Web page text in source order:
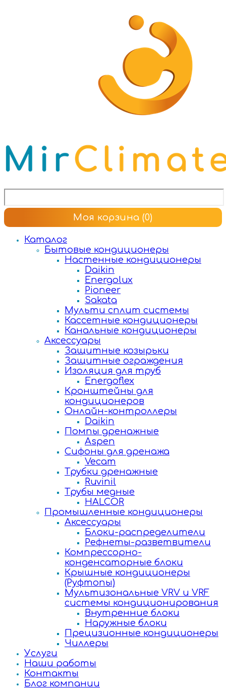
Моя корзина (0)
Каталог
Бытовые кондиционеры
Настенные кондиционеры
Daikin
Energolux
Pioneer
Sakata
Мульти сплит системы
Кассетные кондиционеры
Канальные кондиционеры
Аксессуары
Защитные козырьки
Защитные ограждения
Изоляция для труб
Energoflex
Кронштейны для
кондиционеров
Онлайн-контроллеры
Daikin
Помпы дренажные
Aspen
Сифоны для дренажа
Vecam
Трубки дренажные
Ruvinil
Трубы медные
HALCOR
Промышленные кондиционеры
Аксессуары
Блоки-распределители
Рефнеты-разветвители
Компрессорно-
конденсаторные блоки
Крышные кондиционеры
(Руфтопы)
Мультизональные VRV и VRF
системы кондиционирования
Внутренние блоки
Наружные блоки
Прецизионные кондиционеры
Чиллеры
Услуги
Наши работы
Контакты
Блог компании